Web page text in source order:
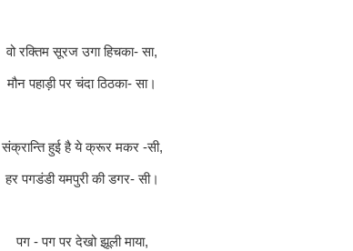
वो रक्तिम सूरज उगा हिचका- सा,
मौन पहाड़ी पर चंदा ठिठका- सा।
संक्रान्ति हुई है ये क्रूर मकर -सी,
हर पगडंडी यमपुरी की डगर- सी।
पग - पग पर देखो झूली माया,